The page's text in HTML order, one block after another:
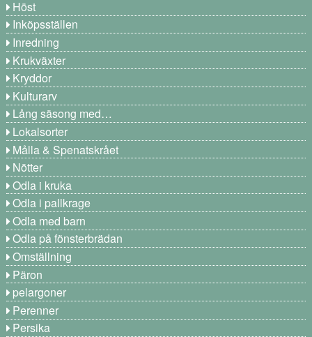
Höst
Inköpsställen
Inredning
Krukväxter
Kryddor
Kulturarv
Lång säsong med…
Lokalsorter
Målla & Spenatskrået
Nötter
Odla i kruka
Odla i pallkrage
Odla med barn
Odla på fönsterbrädan
Omställning
Päron
pelargoner
Perenner
Persika